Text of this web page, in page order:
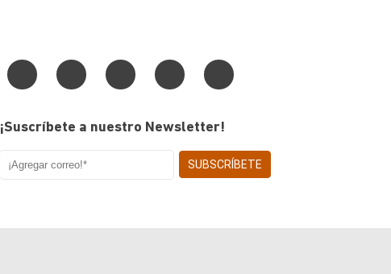
¡Suscríbete a nuestro Newsletter!